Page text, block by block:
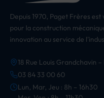
Depuis 1970, Paget Frères
pour la construction
innovation au service de
18 Rue Louis Grandchavin
03 84 33 00 60
Lun, Mar, Jeu : 8h – 16h30